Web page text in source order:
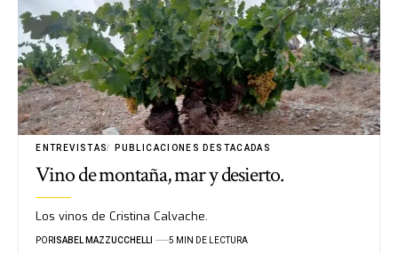
ENTREVISTAS PUBLICACIONES DESTACADAS
Vino de montaña, mar y desierto.
Los vinos de Cristina Calvache.
POR ISABEL MAZZUCCHELLI 5 MIN DE LECTURA